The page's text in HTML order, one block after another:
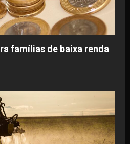
famílias de baixa renda